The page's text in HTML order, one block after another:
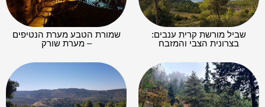
שביל מורשת קרית ענבים:
בצרונית הצבי והמזבח
שמורת הטבע מערת הנטיפים
– מערת שורק